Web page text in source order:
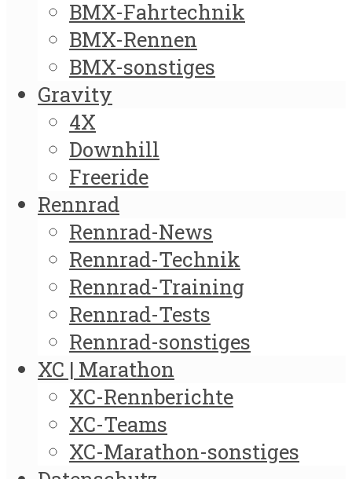
BMX-Fahrtechnik
BMX-Rennen
BMX-sonstiges
Gravity
4X
Downhill
Freeride
Rennrad
Rennrad-News
Rennrad-Technik
Rennrad-Training
Rennrad-Tests
Rennrad-sonstiges
XC | Marathon
XC-Rennberichte
XC-Teams
XC-Marathon-sonstiges